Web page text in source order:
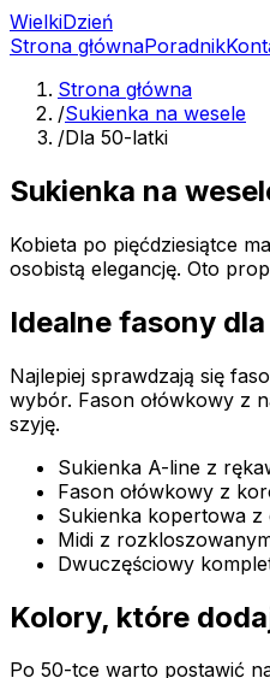
WielkiDzień
Strona głównaPoradnik
Strona główna
/Sukienka na wesele
/Dla 50-latki
Sukienka na
Kobieta po pięćdziesiątce
osobistą elegancję. Oto
Idealne fasony
Najlepiej sprawdzają się
wybór. Fason ołówkowy z
szyję.
Sukienka A-line z
Fason ołówkowy z
Sukienka kopertowa z
Midi z
Dwuczęściowy
Kolory, które
Po 50-tce warto postawić